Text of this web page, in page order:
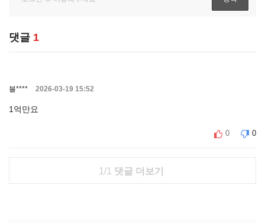
댓글 1
블**** 2026-03-19 15:52
1억만요
0 0
1/1 댓글 더보기